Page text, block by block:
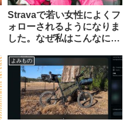
Stravaで若い女性によくフ
ォローされるようになりま
した。なぜ私はこんなにモ
板から）
よみもの